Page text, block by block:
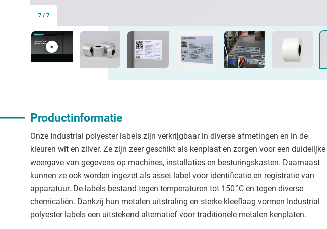
7 / 7
Productinformatie
Onze Industrial polyester labels zijn verkrijgbaar in diverse afmetingen en in de
kleuren wit en zilver. Ze zijn zeer geschikt als kenplaat en zorgen voor een duidelijke
weergave van gegevens op machines, installaties en besturingskasten. Daarnaast
kunnen ze ook worden ingezet als asset label voor identificatie en registratie van
apparatuur. De labels bestand tegen temperaturen tot 150 °C en tegen diverse
chemicaliën. Dankzij hun metalen uitstraling en sterke kleeflaag vormen Industrial
polyester labels een uitstekend alternatief voor traditionele metalen kenplaten.